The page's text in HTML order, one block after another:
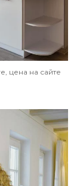
цена на сайте